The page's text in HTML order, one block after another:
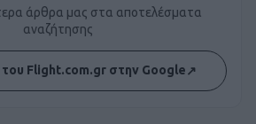
άρθρα μας στα αποτελέσματα
αναζήτησης
Flight.com.gr στην Google↗